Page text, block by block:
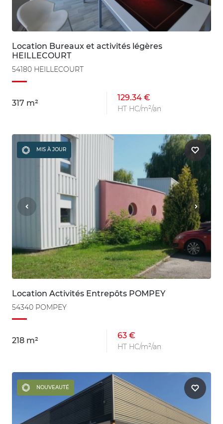
Location Bureaux et activités légères
HEILLECOURT
54180 HEILLECOURT
317 m²
129.34 €
HT HC/m²/an
MIS À JOUR
Location Activités Entrepôts POMPEY
54340 POMPEY
218 m²
63 €
HT HC/m²/an
NOUVEAUTÉ